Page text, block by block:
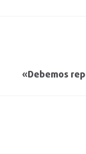
«Debemos